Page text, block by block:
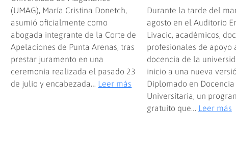
(UMAG), María Cristina Donetch,
asumió oficialmente como
abogada integrante de la Corte de
Apelaciones de Punta Arenas, tras
prestar juramento en una
ceremonia realizada el pasado 23
de julio y encabezada… Leer más
Académica
asume
Durante la tarde del
agosto en el Auditorio
Livacic, académicos,
profesionales de apoyo
docencia de la
inicio a una nueva
Diplomado en Docencia
Universitaria, un
gratuito que… Leer más: